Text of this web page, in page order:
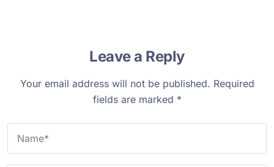
Leave a Reply
Your email address will not be published. Required
fields are marked *